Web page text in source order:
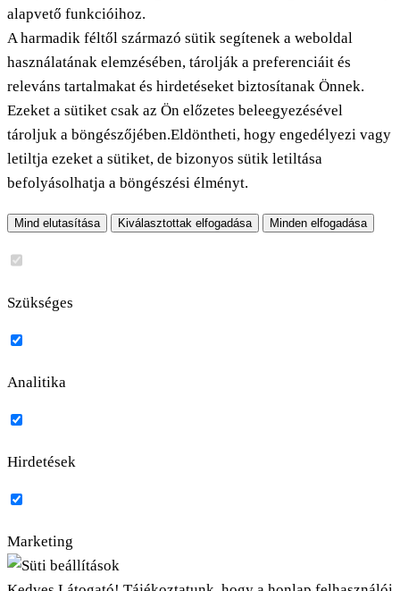
alapvető funkcióihoz.
A harmadik féltől származó sütik segítenek a weboldal
használatának elemzésében, tárolják a preferenciáit és
releváns tartalmakat és hirdetéseket biztosítanak Önnek.
Ezeket a sütiket csak az Ön előzetes beleegyezésével
tároljuk a böngészőjében.Eldöntheti, hogy engedélyezi vagy
letiltja ezeket a sütiket, de bizonyos sütik letiltása
befolyásolhatja a böngészési élményt.
Mind elutasítása Kiválasztottak elfogadása Minden elfogadása
Szükséges
Analitika
Hirdetések
Marketing